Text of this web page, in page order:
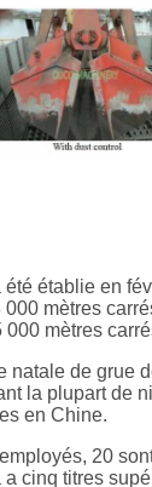
établie en
mètres
mètres
natale de grue
la plupart de
en Chine.
20
cinq titres